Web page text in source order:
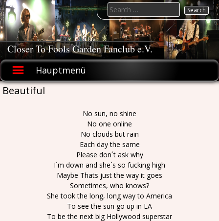
Skip
to
content
Closer To Fools Garden Fanclub e.V.
Hauptmenü
Search
for:
Beautiful
No sun, no shine
No one online
No clouds but rain
Each day the same
Please don´t ask why
I´m down and she´s so fucking high
Maybe Thats just the way it goes
Sometimes, who knows?
She took the long, long way to America
To see the sun go up in LA
To be the next big Hollywood superstar